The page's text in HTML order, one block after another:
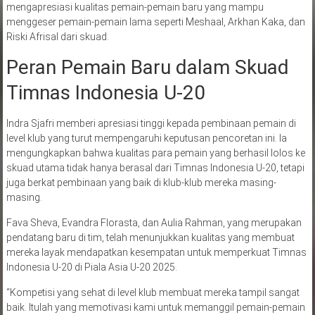
mengapresiasi kualitas pemain-pemain baru yang mampu
menggeser pemain-pemain lama seperti Meshaal, Arkhan Kaka, dan
Riski Afrisal dari skuad.
Peran Pemain Baru dalam Skuad
Timnas Indonesia U-20
Indra Sjafri memberi apresiasi tinggi kepada pembinaan pemain di
level klub yang turut mempengaruhi keputusan pencoretan ini. Ia
mengungkapkan bahwa kualitas para pemain yang berhasil lolos ke
skuad utama tidak hanya berasal dari Timnas Indonesia U-20, tetapi
juga berkat pembinaan yang baik di klub-klub mereka masing-
masing.
Fava Sheva, Evandra Florasta, dan Aulia Rahman, yang merupakan
pendatang baru di tim, telah menunjukkan kualitas yang membuat
mereka layak mendapatkan kesempatan untuk memperkuat Timnas
Indonesia U-20 di Piala Asia U-20 2025.
“Kompetisi yang sehat di level klub membuat mereka tampil sangat
baik. Itulah yang memotivasi kami untuk memanggil pemain-pemain